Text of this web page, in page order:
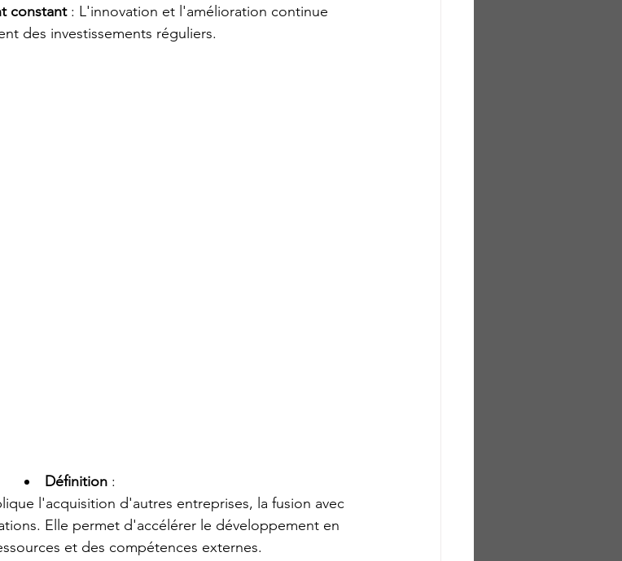
constant : L'innovation et l'amélioration continue
des investissements réguliers.
Définition :
l'acquisition d'autres entreprises, la fusion avec
Elle permet d'accélérer le développement en
et des compétences externes.